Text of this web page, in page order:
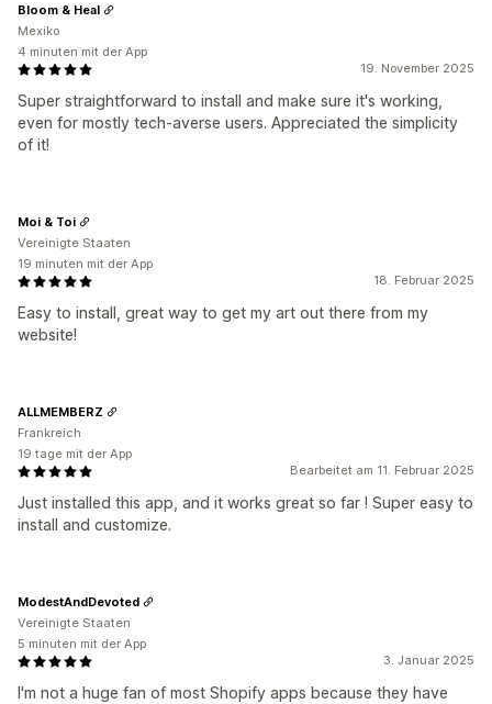
19. November 2025
Super straightforward to install and make sure it's working,
even for mostly tech-averse users. Appreciated the simplicity
of it!
Bloom & Heal
Mexiko
4 minuten mit der App
18. Februar 2025
Easy to install, great way to get my art out there from my
website!
Moi & Toi
Vereinigte Staaten
19 minuten mit der App
Bearbeitet am 11. Februar 2025
Just installed this app, and it works great so far ! Super easy to
install and customize.
ALLMEMBERZ
Frankreich
19 tage mit der App
3. Januar 2025
I'm not a huge fan of most Shopify apps because they have
ModestAndDevoted
Vereinigte Staaten
5 minuten mit der App